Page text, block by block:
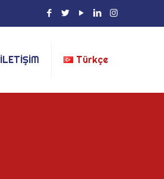
İLETİŞİM Türkçe